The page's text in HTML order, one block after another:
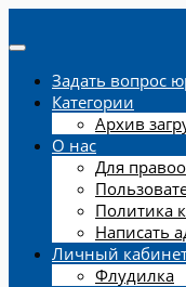
Задать вопрос
Категории
Архив
О нас
Для
Политика
Написать
Личный
Флудилка